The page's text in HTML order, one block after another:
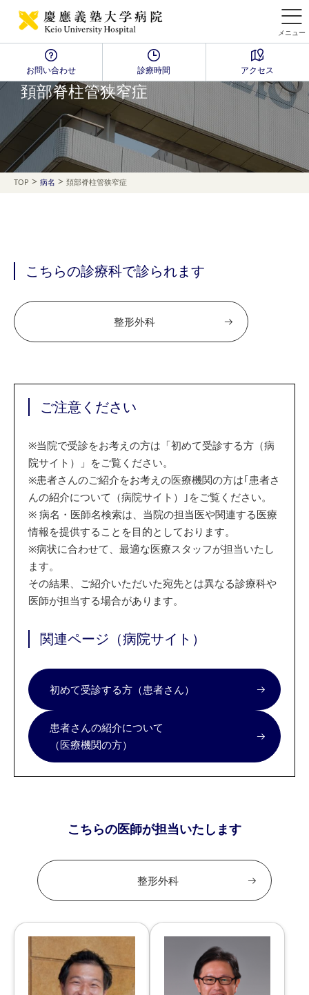
メニュー
お問い合わせ 診療時間 アクセス
Disease Name Search
頚部脊柱管狭窄症
TOP > 病名 > 頚部脊柱管狭窄症
こちらの診療科で診られます
整形外科
ご注意ください
※当院で受診をお考えの方は「初めて受診する方（病
院サイト）」をご覧ください。
※患者さんのご紹介をお考えの医療機関の方は｢患者さ
んの紹介について（病院サイト）｣をご覧ください。
※ 病名・医師名検索は、当院の担当医や関連する医療
情報を提供することを目的としております。
※病状に合わせて、最適な医療スタッフが担当いたし
ます。
その結果、ご紹介いただいた宛先とは異なる診療科や
医師が担当する場合があります。
関連ページ（病院サイト）
初めて受診する方（患者さん）
患者さんの紹介について
（医療機関の方）
こちらの医師が担当いたします
整形外科